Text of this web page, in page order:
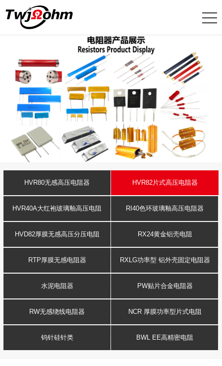
HVR80无感高压电阻器 HVR82片式高压电阻器
HVR40A大红袍玻璃釉高压电阻 RI40色环玻璃釉高压电阻器
HVD82厚膜无感高压分压电阻 RX24黄金铝壳电阻
RTP厚膜无感电阻器 RXLG功率型 铝外壳固定电阻器
水泥电阻器 PW贴片合金电阻器
RW无感绕线电阻器 NCR 厚膜功率型片式电阻
钨针硅针类 BWL EE高精密电阻